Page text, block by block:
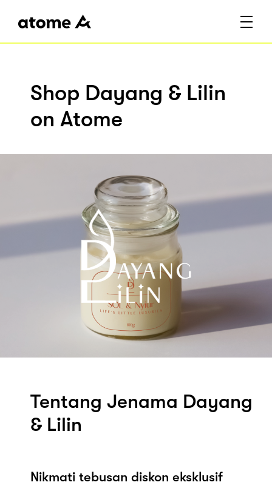
Shop Dayang & Lilin
on Atome
Tentang Jenama Dayang
& Lilin
Nikmati tebusan diskon eksklusif